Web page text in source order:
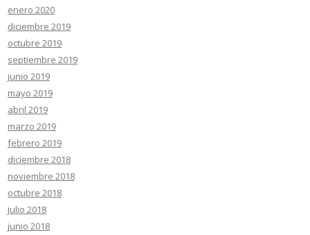
enero 2020
diciembre 2019
octubre 2019
septiembre 2019
junio 2019
mayo 2019
abril 2019
marzo 2019
febrero 2019
diciembre 2018
noviembre 2018
octubre 2018
julio 2018
junio 2018